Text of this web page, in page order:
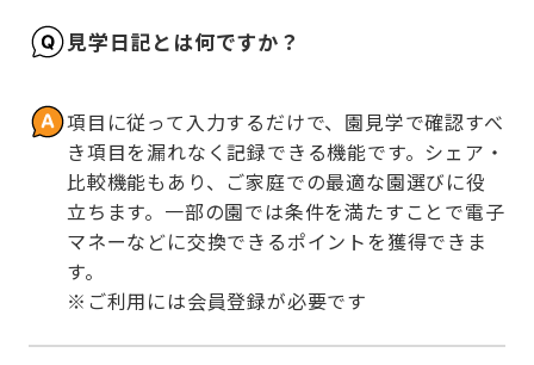
見学日記とは何ですか？
項目に従って入力するだけで、園見学で確認すべ
き項目を漏れなく記録できる機能です。シェア・
比較機能もあり、ご家庭での最適な園選びに役
立ちます。一部の園では条件を満たすことで電子
マネーなどに交換できるポイントを獲得できま
す。
※ご利用には会員登録が必要です